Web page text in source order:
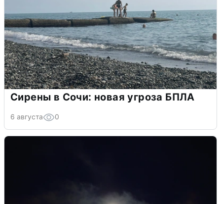
Сирены в Сочи: новая угроза БПЛА
6 августа 0